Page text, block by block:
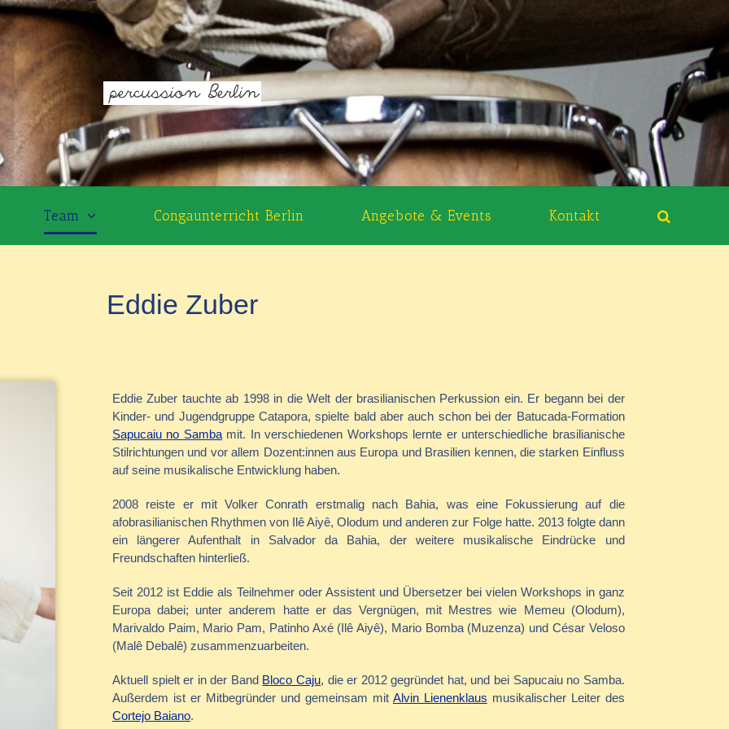
Team Congaunterricht Berlin Angebote & Events Kontakt
Eddie Zuber
Eddie Zuber tauchte ab 1998 in die Welt der brasilianischen Perkussion ein. Er begann bei der
Kinder- und Jugendgruppe Catapora, spielte bald aber auch schon bei der Batucada-Formation
Sapucaiu no Sambamit. In verschiedenen Workshops lernte er unterschiedliche brasilianische
Stilrichtungen und vor allem Dozent:innen aus Europa und Brasilien kennen, die starken Einfluss
auf seine musikalische Entwicklung haben.
2008 reiste er mit Volker Conrath erstmalig nach Bahia, was eine Fokussierung auf die
afobrasilianischen Rhythmen von Ilê Aiyê, Olodum und anderen zur Folge hatte. 2013 folgte dann
ein längerer Aufenthalt in Salvador da Bahia, der weitere musikalische Eindrücke und
Freundschaften hinterließ.
Seit 2012 ist Eddie als Teilnehmer oder Assistent und Übersetzer bei vielen Workshops in ganz
Europa dabei; unter anderem hatte er das Vergnügen, mit Mestres wie Memeu (Olodum),
Marivaldo Paim, Mario Pam, Patinho Axé (Ilê Aiyê), Mario Bomba (Muzenza) und César Veloso
(Malê Debalê) zusammenzuarbeiten.
Aktuell spielt er in der Band Bloco Caju, die er 2012 gegründet hat, und bei Sapucaiu no Samba.
Außerdem ist er Mitbegründer und gemeinsam mit Alvin Lienenklaus musikalischer Leiter des
Cortejo Baiano.